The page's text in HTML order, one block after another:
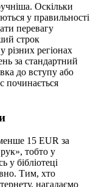
Оскільки
у правильності
перевагу
строк
різних регіонах
за стандартний
до вступу або
починається
15 EUR за
тобто у
у бібліотеці
Тим, хто
нагадаємо